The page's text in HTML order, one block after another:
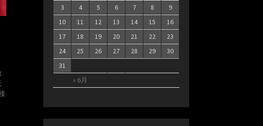
« 6月
3
4 5 6 7 8
9
10
11 12 13 14 15
16
17
18 19 20 21 22
23
24
25 26 27 28 29
30
31